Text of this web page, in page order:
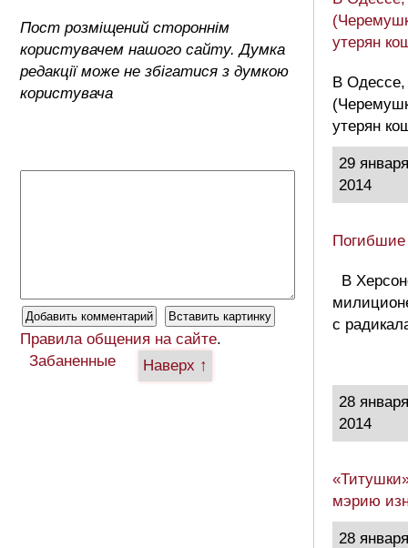
Пост розміщений стороннім
користувачем нашого сайту. Думка
редакції може не збігатися з думкою
користувача
Правила общения на сайте.
Забаненные
Наверх ↑
утерян
В Одессе,
утерян
29 января
2014
В
с
28 января
2014
мэрию
28